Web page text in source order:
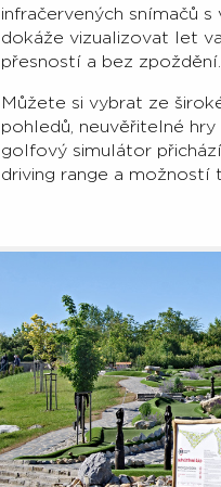
infračervených snímačů
dokáže vizualizovat let
přesností a bez zpoždění.
Můžete si vybrat ze
pohledů, neuvěřitelné
golfový simulátor
driving range a možností